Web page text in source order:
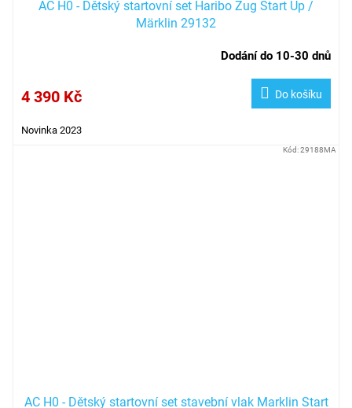
AC H0 - Dětský startovní set Haribo Zug Start Up /
Märklin 29132
Dodání do 10-30 dnů
4 390 Kč Do košíku
Novinka 2023
AC H0 - Dětský startovní set stavební vlak Marklin Start
Kód:29188MA